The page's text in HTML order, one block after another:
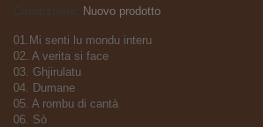
Nuovo prodotto
01.Mi senti lu mondu interu
02. A verita si face
03. Ghjirulatu
04. Dumane
05. A rombu di cantà
06. Sò